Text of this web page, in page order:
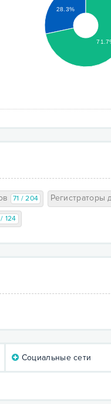
28.3%
71 / 204 Регистраторы
124
Социальные сети